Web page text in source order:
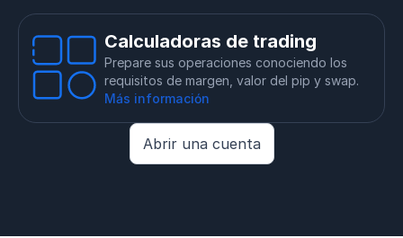
Calculadoras de trading
Prepare sus operaciones conociendo los
requisitos de margen, valor del pip y swap.
Más información
Abrir una cuenta